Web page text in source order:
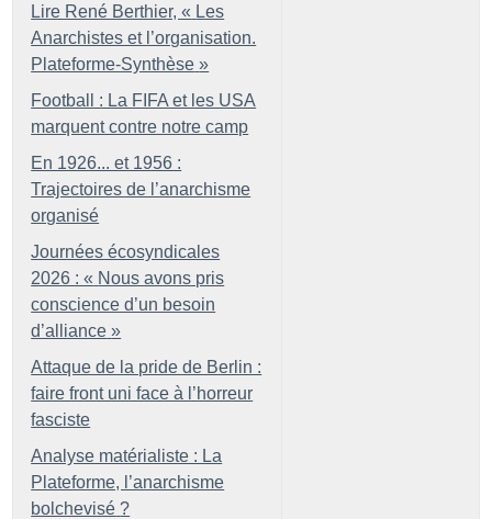
Lire René Berthier, « Les
Anarchistes et l’organisation.
Plateforme-Synthèse »
Football : La FIFA et les USA
marquent contre notre camp
En 1926... et 1956 :
Trajectoires de l’anarchisme
organisé
Journées écosyndicales
2026 : « Nous avons pris
conscience d’un besoin
d’alliance »
Attaque de la pride de Berlin :
faire front uni face à l’horreur
fasciste
Analyse matérialiste : La
Plateforme, l’anarchisme
bolchevisé ?